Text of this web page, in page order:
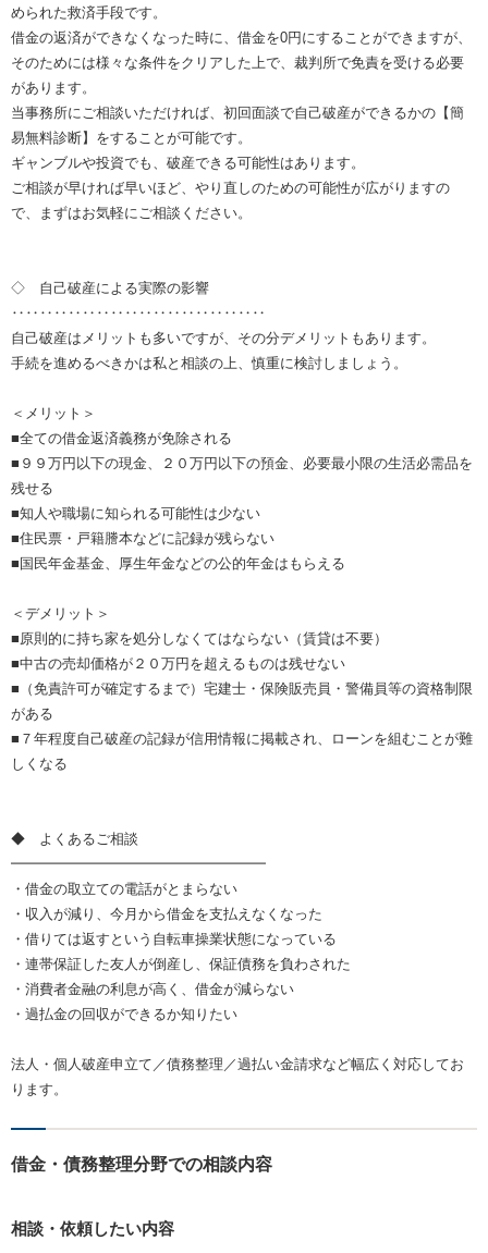
められた救済手段です。
借金の返済ができなくなった時に、借金を0円にすることができますが、
そのためには様々な条件をクリアした上で、裁判所で免責を受ける必要
があります。
当事務所にご相談いただければ、初回面談で自己破産ができるかの【簡
易無料診断】をすることが可能です。
ギャンブルや投資でも、破産できる可能性はあります。
ご相談が早ければ早いほど、やり直しのための可能性が広がりますの
で、まずはお気軽にご相談ください。
◇ 自己破産による実際の影響
‥‥‥‥‥‥‥‥‥‥‥‥‥‥‥‥‥‥
自己破産はメリットも多いですが、その分デメリットもあります。
手続を進めるべきかは私と相談の上、慎重に検討しましょう。
＜メリット＞
■全ての借金返済義務が免除される
■９９万円以下の現金、２０万円以下の預金、必要最小限の生活必需品を
残せる
■知人や職場に知られる可能性は少ない
■住民票・戸籍謄本などに記録が残らない
■国民年金基金、厚生年金などの公的年金はもらえる
＜デメリット＞
■原則的に持ち家を処分しなくてはならない（賃貸は不要）
■中古の売却価格が２０万円を超えるものは残せない
■（免責許可が確定するまで）宅建士・保険販売員・警備員等の資格制限
がある
■７年程度自己破産の記録が信用情報に掲載され、ローンを組むことが難
しくなる
◆ よくあるご相談
━━━━━━━━━━━━━━━━━━
・借金の取立ての電話がとまらない
・収入が減り、今月から借金を支払えなくなった
・借りては返すという自転車操業状態になっている
・連帯保証した友人が倒産し、保証債務を負わされた
・消費者金融の利息が高く、借金が減らない
・過払金の回収ができるか知りたい
法人・個人破産申立て／債務整理／過払い金請求など幅広く対応してお
ります。
借金・債務整理分野での相談内容
相談・依頼したい内容